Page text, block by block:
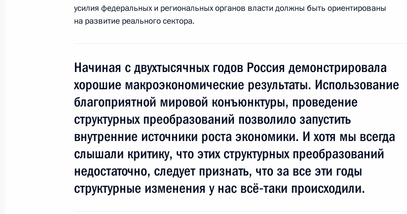
27 мая 2014 года, 18:20
социально-экономического развития
7 мая 2014 года, 21:30
Перечень поручений по итогам совещания с членами
Правительства России
4 марта 2014 года, 17:30
усилия федеральных и региональных органов власти должны быть ориентированы
на развитие реального сектора.
Начиная с двухтысячных годов Россия демонстрировала
хорошие макроэкономические результаты. Использование
благоприятной мировой конъюнктуры, проведение
структурных преобразований позволило запустить
внутренние источники роста экономики. И хотя мы всегда
слышали критику, что этих структурных преобразований
недостаточно, следует признать, что за все эти годы
структурные изменения у нас всё‑таки происходили.